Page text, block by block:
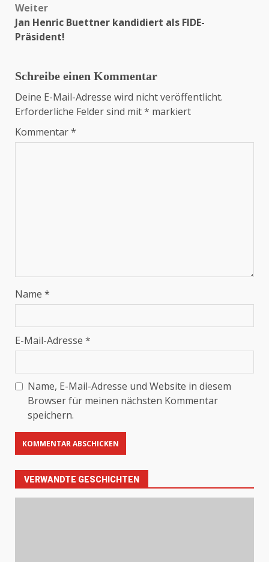
Weiter
Jan Henric Buettner kandidiert als FIDE-
Präsident!
Schreibe einen Kommentar
Deine E-Mail-Adresse wird nicht veröffentlicht.
Erforderliche Felder sind mit* markiert
Kommentar*
Name *
E-Mail-Adresse *
Name, E-Mail-Adresse und Website in diesem
Browser für meinen nächsten Kommentar
speichern.
VERWANDTE GESCHICHTEN